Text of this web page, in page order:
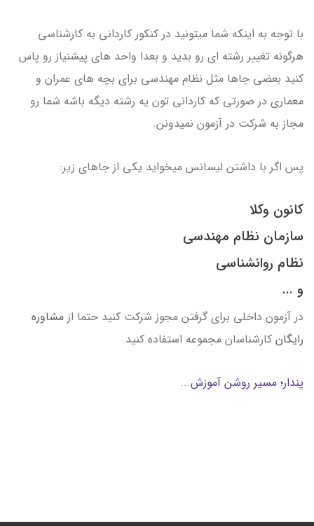
با توجه به اینکه شما میتونید در کنکور کاردانی به کارشناسی
هرگونه تغییر رشته ای رو بدید و بعدا واحد های پیشنیاز رو پاس
کنید بعضی جاها مثل نظام مهندسی برای بچه های عمران و
معماری در صورتی که کاردانی تون یه رشته دیگه باشه شما رو
مجاز به شرکت در آزمون نمیدونن.
پس اگر با داشتن لیسانس میخواید یکی از جاهای زیر:
کانون وکلا
سازمان نظام مهندسی
نظام روانشناسی
و ...
در آزمون داخلی برای گرفتن مجوز شرکت کنید حتما از مشاوره
رایگان کارشناسان مجموعه استفاده کنید.
پندار؛ مسیر روشن آموزش...